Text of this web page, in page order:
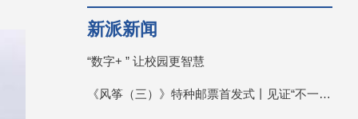
新派新闻
“数字+ ” 让校园更智慧
《风筝（三）》特种邮票首发式丨见证“不一YOUNG的潍坊”